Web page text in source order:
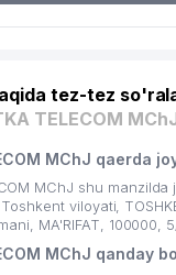
RESPUBLIKASI
MChJ
RESPUBLIKASI
tez-tez
TELECOM
MChJ qaerda
MChJ shu
viloyati,
MA'RIFAT, 100000,
MChJ qanday